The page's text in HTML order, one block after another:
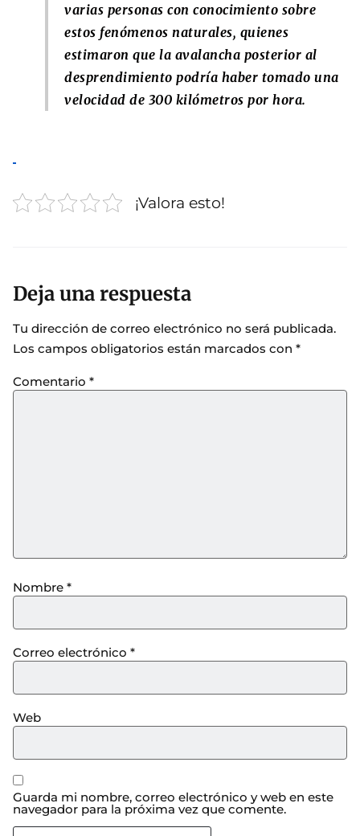
varias personas con conocimiento sobre
estos fenómenos naturales, quienes
estimaron que la avalancha posterior al
desprendimiento podría haber tomado una
velocidad de 300 kilómetros por hora.
¡Valora esto!
Deja una respuesta
Tu dirección de correo electrónico no será publicada.
Los campos obligatorios están marcados con *
Comentario *
Nombre *
Correo electrónico *
Web
Guarda mi nombre, correo electrónico y web en este
navegador para la próxima vez que comente.